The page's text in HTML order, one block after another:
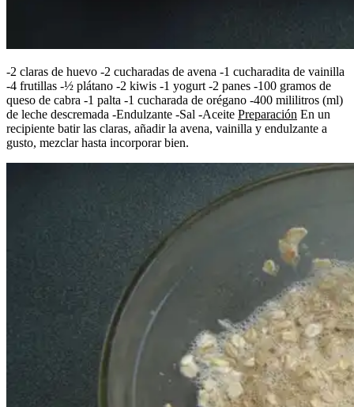
-2 claras de huevo -2 cucharadas de avena -1 cucharadita de vainilla
-4 frutillas -½ plátano -2 kiwis -1 yogurt -2 panes -100 gramos de
queso de cabra -1 palta -1 cucharada de orégano -400 mililitros (ml)
de leche descremada -Endulzante -Sal -Aceite Preparación En un
recipiente batir las claras, añadir la avena, vainilla y endulzante a
gusto, mezclar hasta incorporar bien.